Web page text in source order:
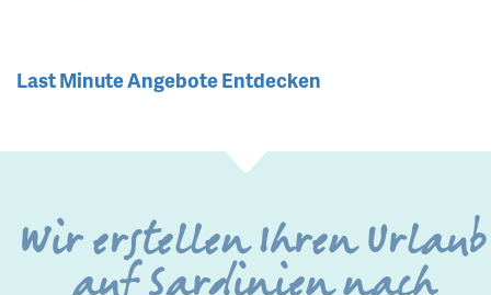
Last Minute Angebote Entdecken
Wir erstellen Ihren Urlaub